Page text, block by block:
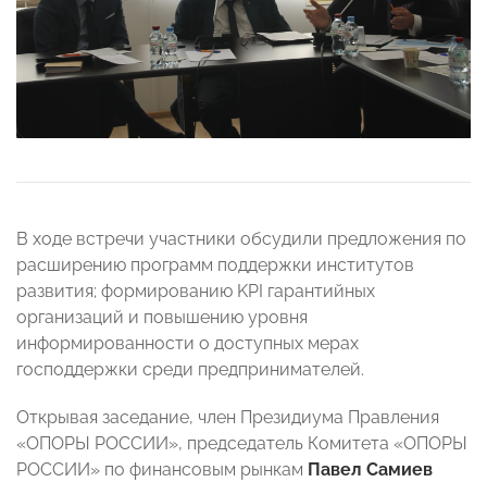
В ходе встречи участники обсудили предложения по
расширению программ поддержки институтов
развития; формированию KPI гарантийных
организаций и повышению уровня
информированности о доступных мерах
господдержки среди предпринимателей.
Открывая заседание, член Президиума Правления
«ОПОРЫ РОССИИ», председатель Комитета «ОПОРЫ
РОССИИ» по финансовым рынкам Павел Самиев